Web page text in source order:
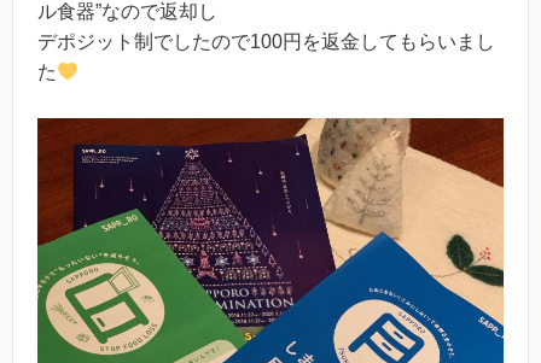
ル食器”なので返却し
デポジット制でしたので100円を返金してもらいまし
た